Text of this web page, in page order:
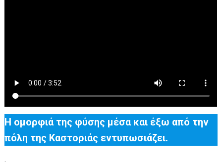
Η ομορφιά της φύσης μέσα και έξω από την
πόλη της Καστοριάς εντυπωσιάζει.
.